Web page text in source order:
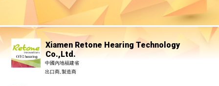
Xiamen Retone Hearing Technology
Co.,Ltd.
中國內地福建省
出口商, 製造商